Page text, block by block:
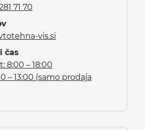
71 70
vis.si
čas
8:00 – 18:00
– 13:00 (samo prodaja